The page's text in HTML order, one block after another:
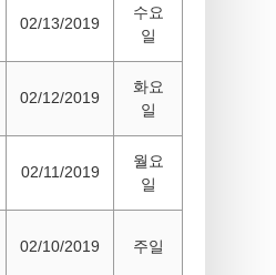
02/13/2019
수요
일
02/12/2019
화요
일
02/11/2019
월요
일
02/10/2019 주일